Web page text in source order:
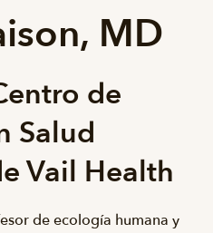
MD
de
Salud
Vail Health
de ecología humana y